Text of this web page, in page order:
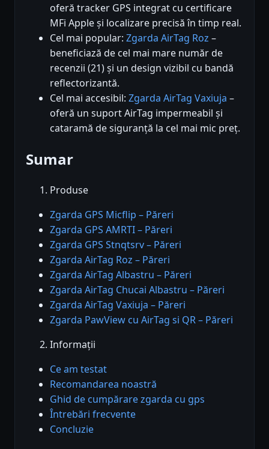
oferă tracker GPS integrat cu certificare
MFi Apple și localizare precisă în timp real.
Cel mai popular: Zgarda AirTag Roz –
beneficiază de cel mai mare număr de
recenzii (21) și un design vizibil cu bandă
reflectorizantă.
Cel mai accesibil: Zgarda AirTag Vaxiuja –
oferă un suport AirTag impermeabil și
cataramă de siguranță la cel mai mic preț.
Sumar
Produse
Zgarda GPS Micflip – Păreri
Zgarda GPS AMRTI – Păreri
Zgarda GPS Stnqtsrv – Păreri
Zgarda AirTag Roz – Păreri
Zgarda AirTag Albastru – Păreri
Zgarda AirTag Chucai Albastru – Păreri
Zgarda AirTag Vaxiuja – Păreri
Zgarda PawView cu AirTag si QR – Păreri
Informații
Ce am testat
Recomandarea noastră
Ghid de cumpărare zgarda cu gps
Întrebări frecvente
Concluzie